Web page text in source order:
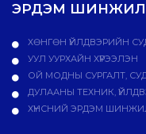
ЭРДЭМ
ХӨНГӨН ҮЙЛДВЭРИЙН
УУЛ УУРХАЙН ХҮРЭЭЛЭН
ОЙ МОДНЫ СУРГАЛТ,
ДУЛААНЫ ТЕХНИК,
ХҮНСНИЙ ЭРДЭМ